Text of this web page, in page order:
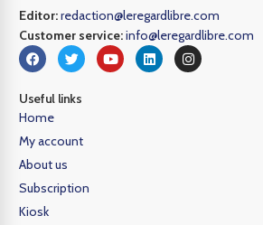
Editor:redaction@leregardlibre.com
Customer service:info@leregardlibre.com
Useful links
Home
My account
About us
Subscription
Kiosk